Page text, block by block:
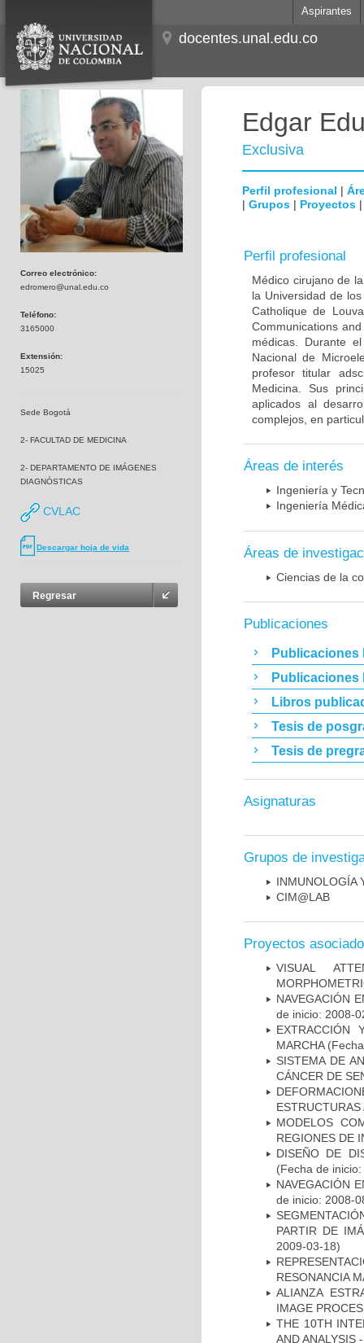
Aspirantes
docentes.unal.edu.co
Correo electrónico:
edromero@unal.edu.co
Teléfono:
3165000
Extensión:
15025
Sede Bogotá
2- FACULTAD DE MEDICINA
2- DEPARTAMENTO DE IMÁGENES
DIAGNÓSTICAS
CVLAC
Descargar hoja de vida
Regresar
Edgar
Exclusiva
Perfil profesional |
| Grupos | Proyectos
Perfil profesional
Médico cirujano de
la Universidad de
Catholique de
Communications
médicas. Durante
Nacional de
profesor titular
Medicina. Sus
aplicados al
complejos, en
Áreas de interés
Ingeniería y
Ingeniería
Áreas de
Ciencias de la
Publicaciones
Publicaciones
Publicaciones
Libros
Tesis de
Tesis de
Asignaturas
Grupos de
INMUNOLOGÍA
CIM@LAB
Proyectos
VISUAL
NAVEGACIÓN
de inicio: 2008-
EXTRACCIÓN
MARCHA
SISTEMA DE
CÁNCER DE
MODELOS
REGIONES DE
DISEÑO DE
(Fecha de
NAVEGACIÓN
de inicio: 2008-
PARTIR DE
2009-03-18)
RESONANCIA
ALIANZA
IMAGE
THE 10TH
AND ANALYSIS